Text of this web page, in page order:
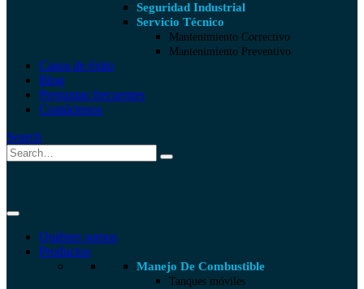
Seguridad Industrial
Servicio Técnico
Mantenimiento Correctivo
Mantenimiento Preventivo
Casos de éxito
Blog
Preguntas frecuentes
Contáctenos
Search
Quiénes somos
Productos
Manejo De Combustible
Tanques móviles